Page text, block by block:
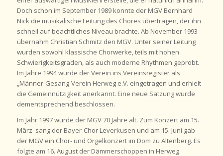
Doch schon im September 1989 konnte der MGV Bernhard
Nick die musikalische Leitung des Chores übertragen, der ihn
schnell auf beachtliches Niveau brachte. Ab November 1993
übernahm Christian Schmitz den MGV. Unter seiner Leitung
wurden sowohl klassische Chorwerke, teils mit hohen
Schwierigkeitsgraden, als auch moderne Rhythmen geprobt.
Im Jahre 1994 wurde der Verein ins Vereinsregister als
„Männer-Gesang-Verein Herweg e.V. eingetragen und erhielt
die Gemeinnützigkeit anerkannt. Eine neue Satzung wurde
dementsprechend beschlossen.
Im Jahr 1997 wurde der MGV 70 Jahre alt. Zum Konzert am 15.
März sang der Bayer-Chor Leverkusen und am 15. Juni gab
der MGV ein Chor- und Orgelkonzert im Dom zu Altenberg. Es
folgte am 16. August der Dämmerschoppen in Herweg.